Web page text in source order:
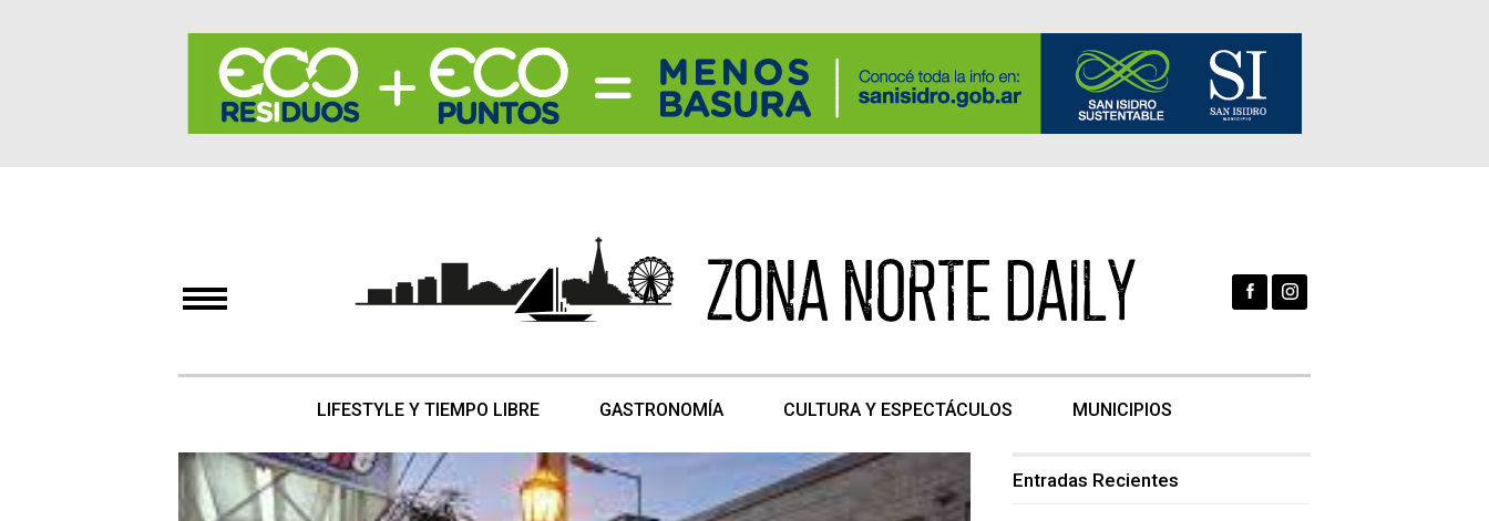
LIFESTYLE Y TIEMPO LIBRE GASTRONOMÍA CULTURA Y ESPECTÁCULOS MUNICIPIOS
Entradas Recientes